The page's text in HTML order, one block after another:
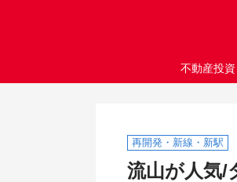
不動産投
再開発・新線・新駅
流山が人気/